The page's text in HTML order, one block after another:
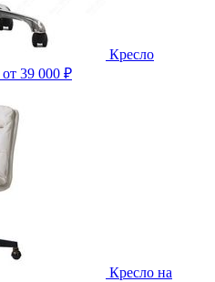
Кресло
от 39 000 ₽
Кресло на